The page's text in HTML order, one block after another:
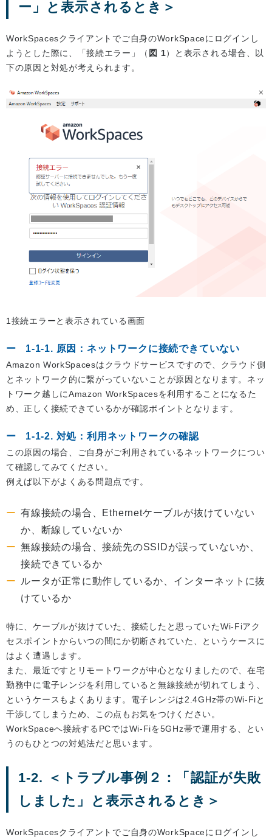
ー」と表示されるとき＞
WorkSpacesクライアントでご自身のWorkSpaceにログインし
ようとした際に、「接続エラー」（ 図 1）と表示される場合、以
下の原因と対処が考えられます。
1接続エラーと表示されている画面
1-1-1. 原因：ネットワークに接続できていない
Amazon WorkSpacesはクラウドサービスですので、クラウド側
とネットワーク的に繋がっていないことが原因となります。ネッ
トワーク越しにAmazon WorkSpacesを利用することになるた
め、正しく接続できているかが確認ポイントとなります。
1-1-2. 対処：利用ネットワークの確認
この原因の場合、ご自身がご利用されているネットワークについ
て確認してみてください。
例えば以下がよくある問題点です。
有線接続の場合、Ethernetケーブルが抜けていない
か、断線していないか
無線接続の場合、接続先のSSIDが誤っていないか、
接続できているか
ルータが正常に動作しているか、インターネットに抜
けているか
特に、ケーブルが抜けていた、接続したと思っていたWi-Fiアク
セスポイントからいつの間にか切断されていた、というケースに
はよく遭遇します。
また、最近ですとリモートワークが中心となりましたので、在宅
勤務中に電子レンジを利用していると無線接続が切れてしまう、
というケースもよくあります。電子レンジは2.4GHz帯のWi-Fiと
干渉してしまうため、この点もお気をつけください。
WorkSpaceへ接続するPCではWi-Fiを5GHz帯で運用する、とい
うのもひとつの対処法だと思います。
1-2. ＜トラブル事例２：「認証が失敗
しました」と表示されるとき＞
WorkSpacesクライアントでご自身のWorkSpaceにログインし